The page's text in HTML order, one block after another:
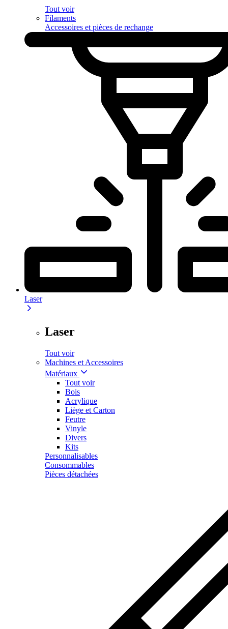
Tout voir
Filaments
Accessoires et pièces de rechange
Laser
Laser
Tout voir
Machines et Accessoires
Matériaux
Tout voir
Bois
Acrylique
Liège et Carton
Feutre
Vinyle
Divers
Kits
Personnalisables
Consommables
Pièces détachées